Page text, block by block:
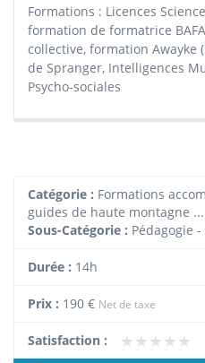
Formations : Licences
formation de formatrice
collective, formation Awayke
de Spranger, Intelligences
Psycho-sociales
Catégorie : Formations
guides de haute montagne ...
Sous-Catégorie : Pédagogie
Durée : 14h
Prix : 190 € Net de taxe
Satisfaction : ★★★★★
★★★★★